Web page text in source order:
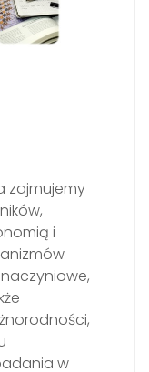
zajmujemy
i
w